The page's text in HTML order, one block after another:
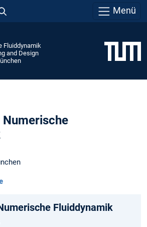
Menü
Fluiddynamik
and Design
Fluiddynamik